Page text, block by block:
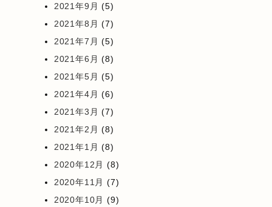
2021年9月 (5)
2021年8月 (7)
2021年7月 (5)
2021年6月 (8)
2021年5月 (5)
2021年4月 (6)
2021年3月 (7)
2021年2月 (8)
2021年1月 (8)
2020年12月 (8)
2020年11月 (7)
2020年10月 (9)